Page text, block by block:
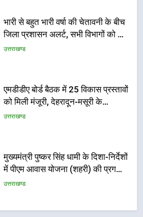
भारी से बहुत भारी वर्षा की चेतावनी के बीच
जिला प्रशासन अलर्ट, सभी विभागों को हाई
अलर्ट पर रहने के निर्देश
उत्तराखण्ड
एमडीडीए बोर्ड बैठक में 25 विकास प्रस्तावों
को मिली मंजूरी, देहरादून-मसूरी के
नियोजित विकास को मिलेगी रफ्तार
उत्तराखण्ड
मुख्यमंत्री पुष्कर सिंह धामी के दिशा-निर्देशों
में पीएम आवास योजना (शहरी) की प्रगति
की हुई समीक्षा
उत्तराखण्ड